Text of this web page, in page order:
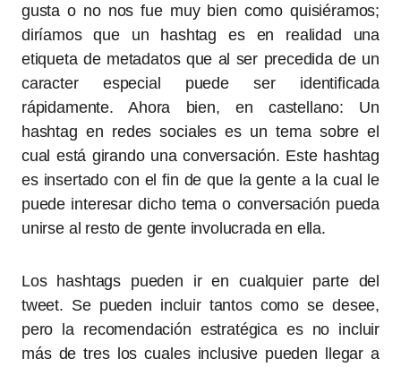
gusta o no nos fue muy bien como quisiéramos;
diríamos que un hashtag es en realidad una
etiqueta de metadatos que al ser precedida de un
caracter especial puede ser identificada
rápidamente. Ahora bien, en castellano: Un
hashtag en redes sociales es un tema sobre el
cual está girando una conversación. Este hashtag
es insertado con el fin de que la gente a la cual le
puede interesar dicho tema o conversación pueda
unirse al resto de gente involucrada en ella.
Los hashtags pueden ir en cualquier parte del
tweet. Se pueden incluir tantos como se desee,
pero la recomendación estratégica es no incluir
más de tres los cuales inclusive pueden llegar a